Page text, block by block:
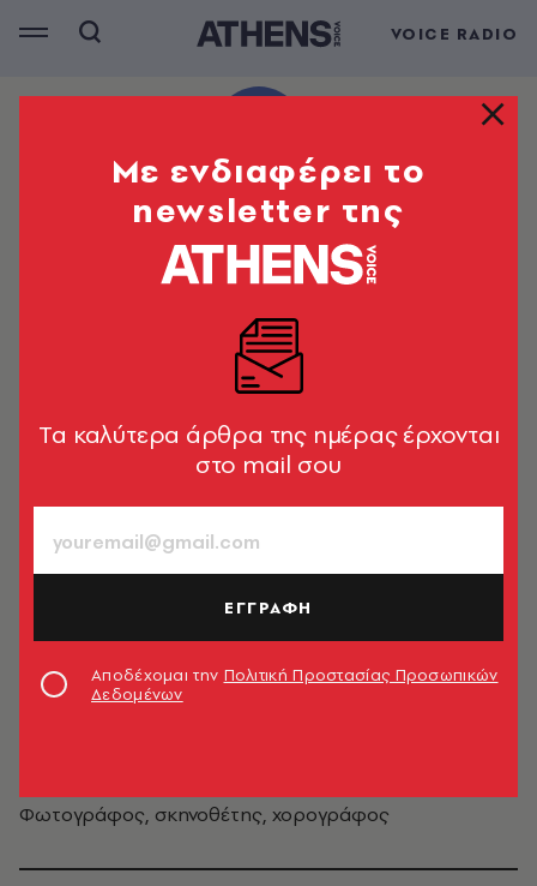
VOICE RADIO
Φωτογράφος, σκηνοθέτης, χορογράφος
Mε ενδιαφέρει το
newsletter της
Tα καλύτερα άρθρα της ημέρας έρχονται
στο mail σου
ΕΓΓΡΑΦΗ
Αποδέχομαι την Πολιτική Προστασίας Προσωπικών
Δεδομένων